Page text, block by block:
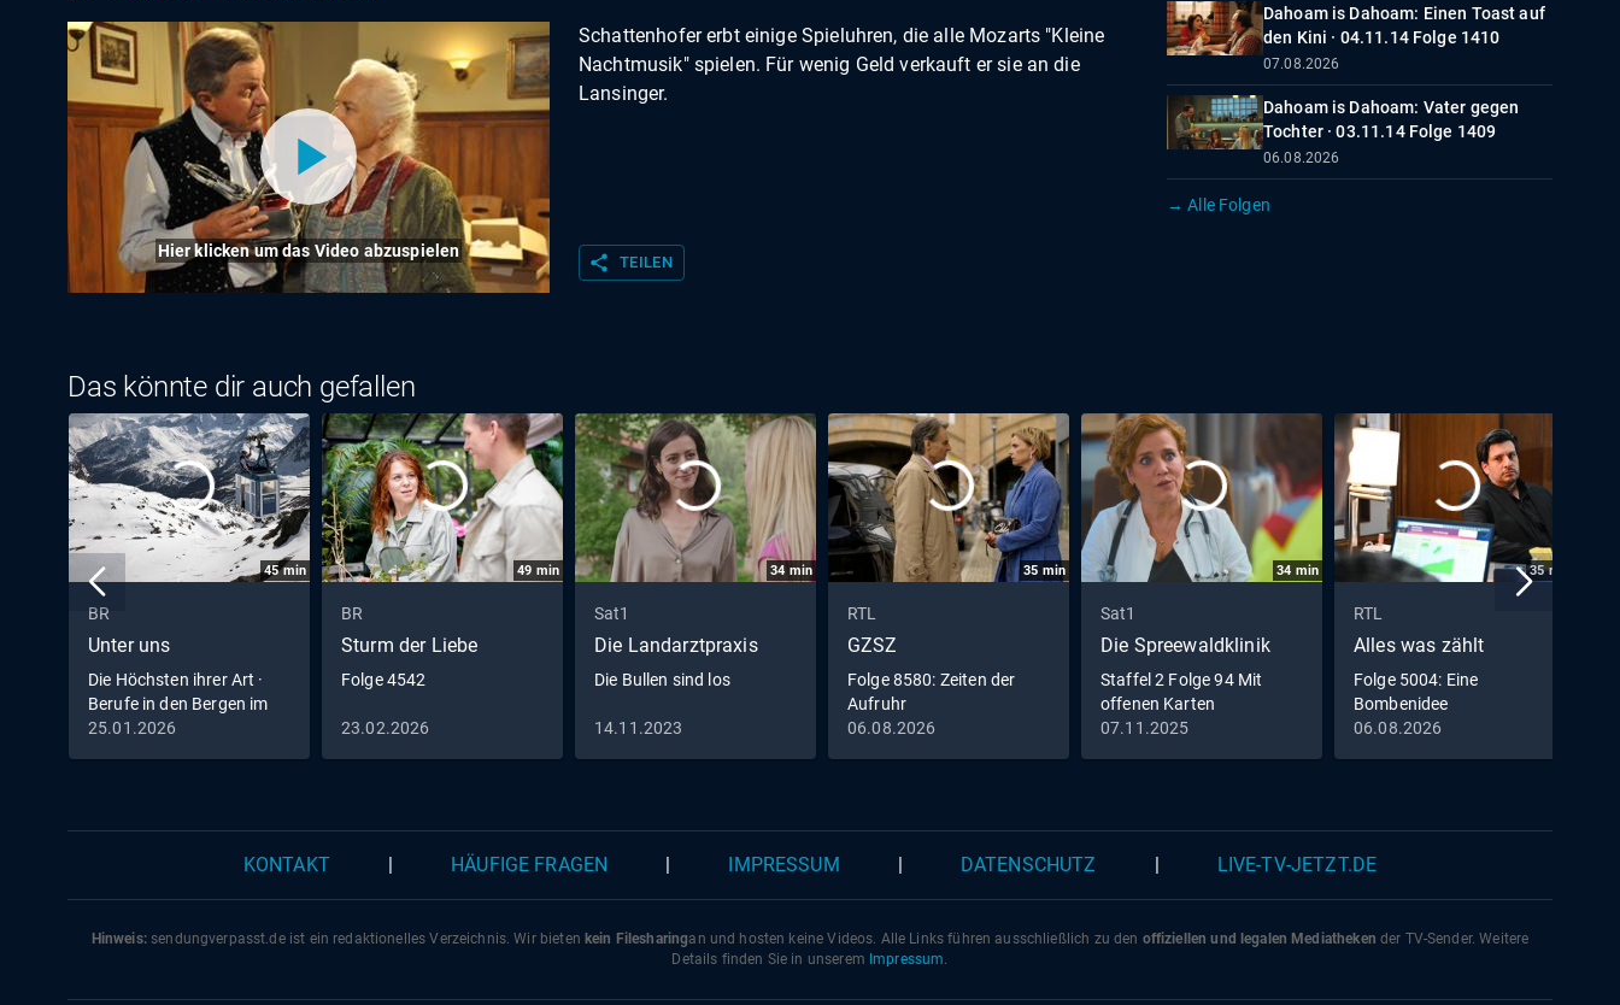
Hier klicken um das Video abzuspielen
Schattenhofer erbt einige Spieluhren, die alle Mozarts "Kleine
Nachtmusik" spielen. Für wenig Geld verkauft er sie an die
Lansinger.
share TEILEN
Dahoam is Dahoam: Einen Toast auf
den Kini · 04.11.14 Folge 1410
07.08.2026
Dahoam is Dahoam: Vater gegen
Tochter · 03.11.14 Folge 1409
06.08.2026
→ Alle Folgen
Das könnte dir auch gefallen
45min
BR
Unter uns
Die Höchsten ihrer Art ·
Berufe in den Bergen im
Winter
25.01.2026
49 min
BR
Sturm der Liebe
Folge 4542
23.02.2026
34 min
Sat1
Die Landarztpraxis
Die Bullen sind los
14.11.2023
35 min
RTL
GZSZ
Folge 8580: Zeiten der
Aufruhr
06.08.2026
34 min
Sat1
Die Spreewaldklinik
Staffel 2 Folge 94 Mit
offenen Karten
07.11.2025
35min
RTL
Alles was zählt
Folge 5004: Eine
Bombenidee
06.08.2026
KONTAKT HÄUFIGE FRAGEN IMPRESSUM DATENSCHUTZ LIVE-TV-JETZT.DE
Hinweis:sendungverpasst.deist ein redaktionelles Verzeichnis. Wir bieten kein Filesharingan und hosten keine Videos. Alle Links führen ausschließlich zu den offiziellen und legalen Mediatheken der TV-Sender. Weitere
Details finden Sie in unserem Impressum.